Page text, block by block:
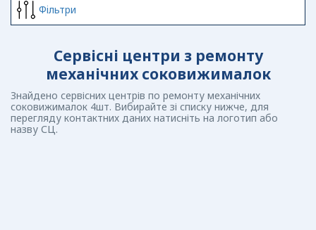
Фiльтри
Сервісні центри з ремонту
механічних соковижималок
Знайдено сервісних центрів по ремонту механічних
соковижималок 4шт. Вибирайте зі списку нижче, для
перегляду контактних даних натисніть на логотип або
назву СЦ.